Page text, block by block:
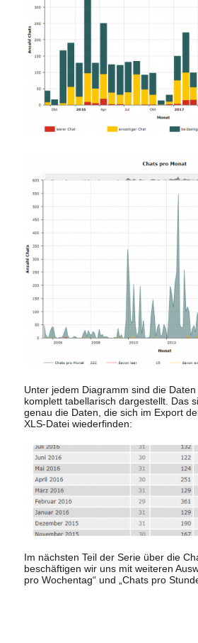
Unter jedem Diagramm sind die
komplett tabellarisch dargestellt. Das
genau die Daten, die sich im Export
XLS-Datei wiederfinden:
Im nächsten Teil der Serie über die
beschäftigen wir uns mit weiteren
pro Wochentag“ und „Chats pro